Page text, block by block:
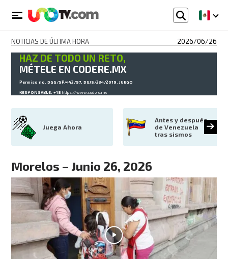
NOTICIAS DE ÚLTIMA HORA 2026/06/26
HAZ DE TODO UN RETO,
MÉTELE EN CODERE.MX
Permiso no. DGG/SP/442/97, DGJS/234/2019. JUEGO
RESPONSABLE. +18https://www.codere.mx
Juega Ahora
Antes y después
de Venezuela
tras sismos
Morelos – Junio 26, 2026